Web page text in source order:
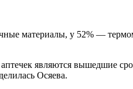
материалы, у 52% —
являются вышедшие
Осяева.